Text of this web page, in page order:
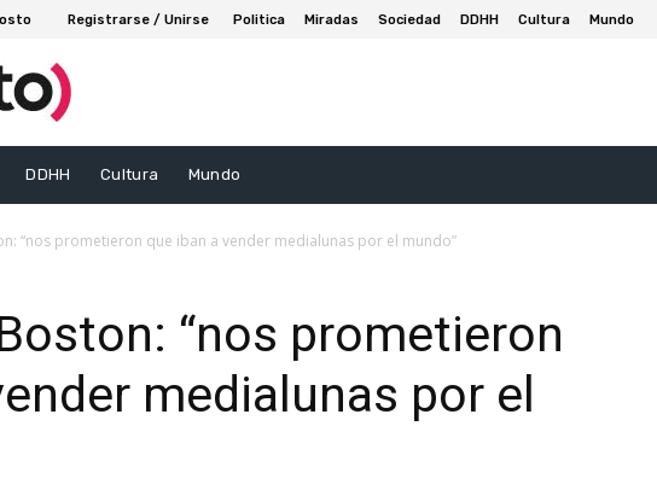
Registrarse / Unirse Politica Miradas Sociedad DDHH Cultura Mundo
DDHH Cultura Mundo
“nos prometieron que iban a vender medialunas por el mundo”
“nos prometieron
medialunas por el